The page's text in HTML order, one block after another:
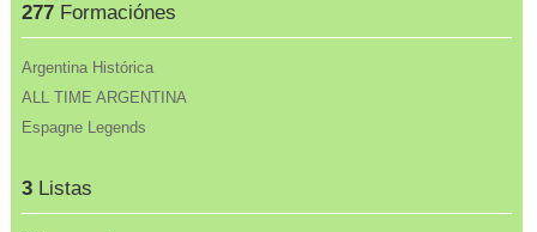
277 Formaciónes
Argentina Histórica
ALL TIME ARGENTINA
Espagne Legends
3 Listas